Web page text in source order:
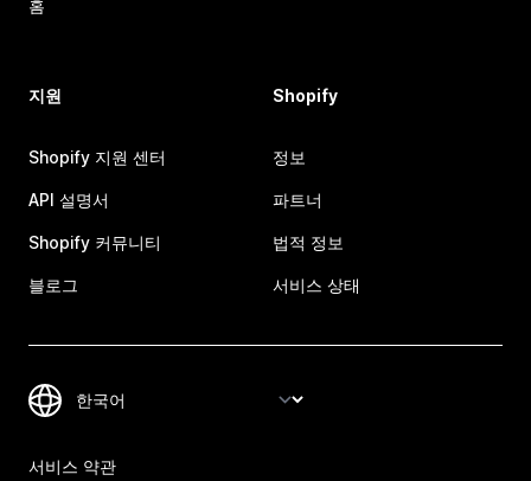
홈
지원
Shopify 지원 센터
API 설명서
Shopify 커뮤니티
블로그
Shopify
정보
파트너
법적 정보
서비스 상태
서비스 약관